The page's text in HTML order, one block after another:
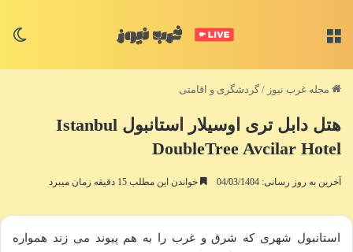
مجله غرب نیوز / گردشگری و اقامتی
هتل دابل تری اوسیلار استانبول Istanbul
DoubleTree Avcilar Hotel
آخرین به روز رسانی: 04/03/1404 خواندن این مطلب 15 دقیقه زمان میبرد
استانبول شهری که شرق و غرب را به هم پیوند می زند همواره